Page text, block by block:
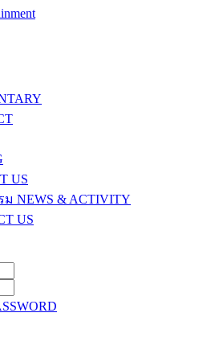
US
ม NEWS & ACTIVITY
US